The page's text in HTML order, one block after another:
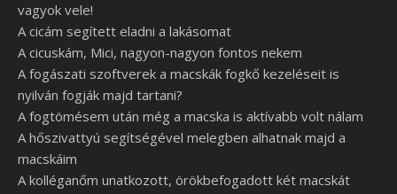
vagyok vele!
A cicám segített eladni a lakásomat
A cicuskám, Mici, nagyon-nagyon fontos nekem
A fogászati szoftverek a macskák fogkő kezeléseit is
nyilván fogják majd tartani?
A fogtömésem után még a macska is aktívabb volt nálam
A hőszivattyú segítségével melegben alhatnak majd a
macskáim
A kolléganőm unatkozott, örökbefogadott két macskát